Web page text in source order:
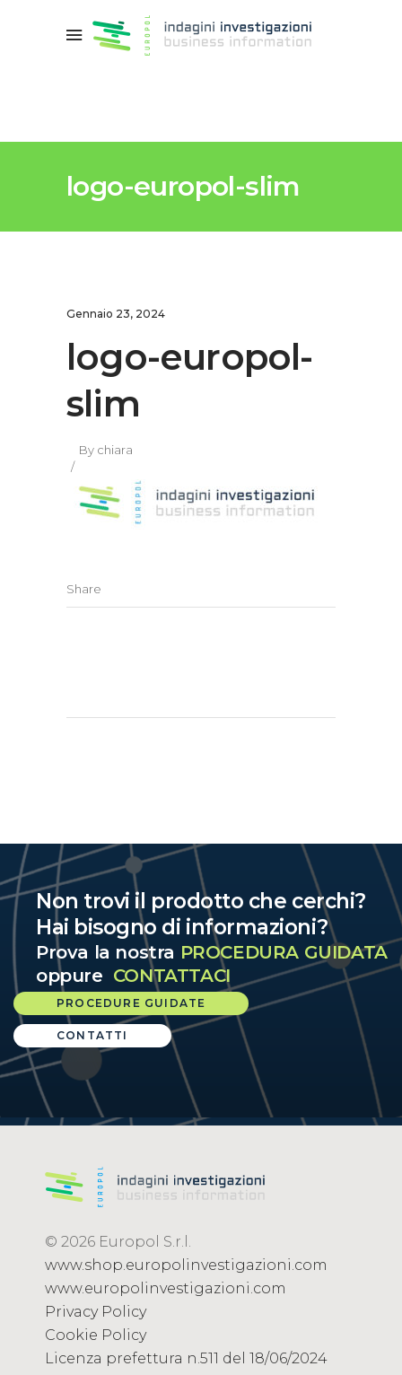
logo-europol-slim
Gennaio 23, 2024
logo-europol-
slim
By chiara
Share
Non trovi il prodotto che cerchi?
Hai bisogno di informazioni?
Prova la nostra PROCEDURA GUIDATA
oppure CONTATTACI
PROCEDURE GUIDATE
CONTATTI
© 2026 Europol S.r.l.
www.shop.europolinvestigazioni.com
www.europolinvestigazioni.com
Privacy Policy
Cookie Policy
Licenza prefettura n.511 del 18/06/2024